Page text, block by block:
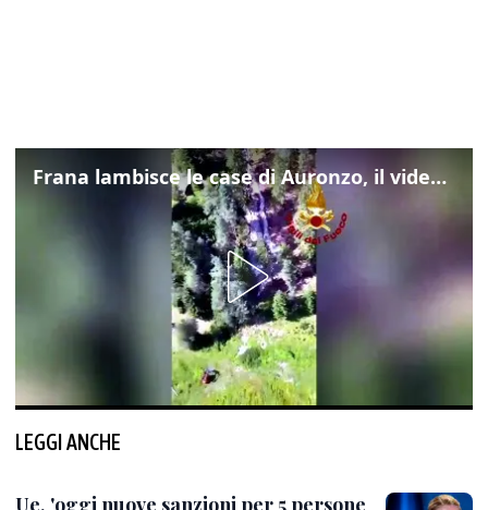
Frana lambisce le case di Auronzo, il video dall'elicottero dei vigili del fuoco
LEGGI ANCHE
Ue, 'oggi nuove sanzioni per 5 persone